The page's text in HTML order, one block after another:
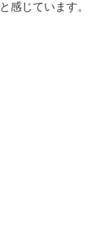
感じています。